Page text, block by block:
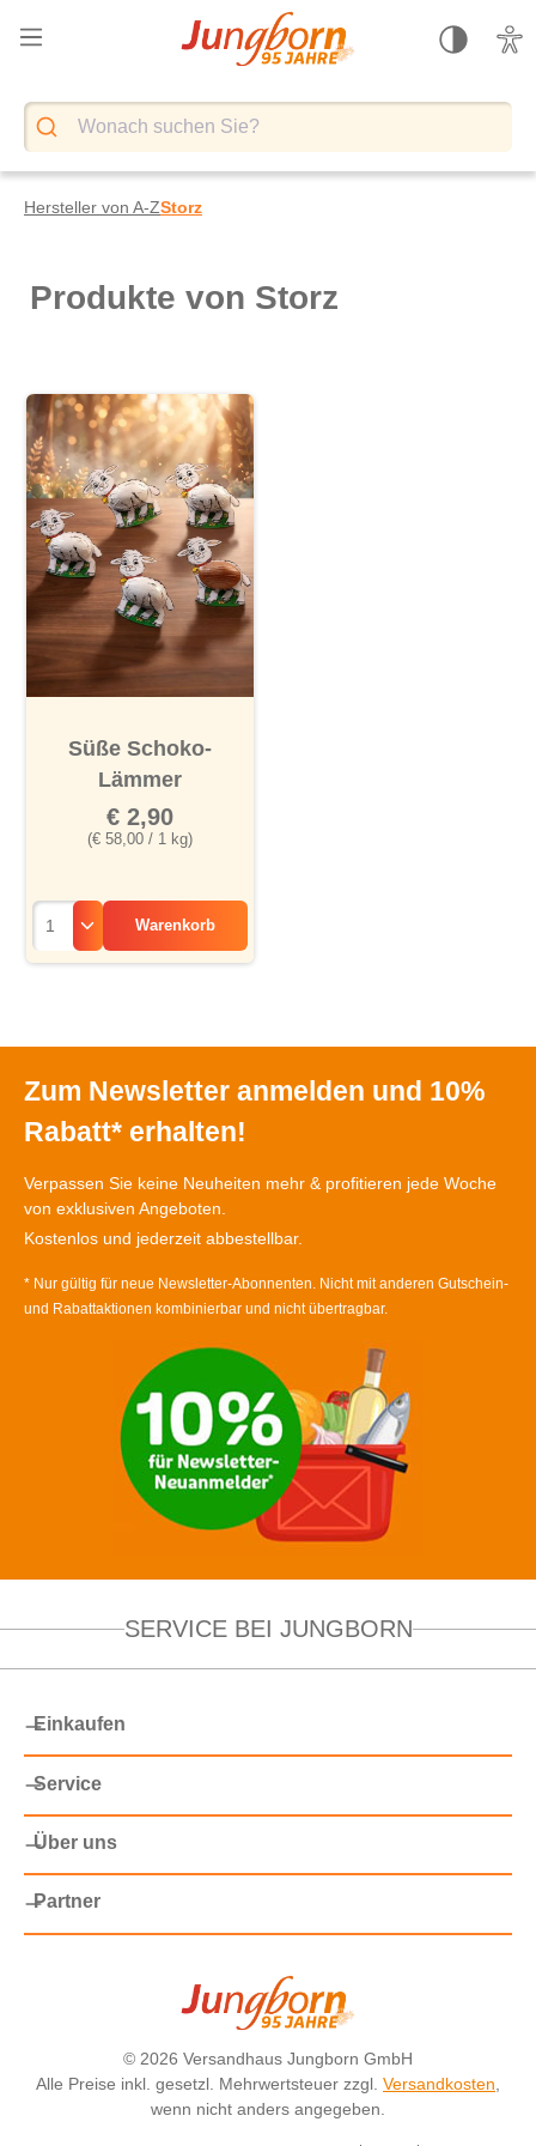
springen
Hersteller von A-ZStorz
Produkte von Storz
Süße Schoko-
Lämmer
(€ 58,00 / 1 kg)
€ 2,90
Warenkorb
Zum Newsletter anmelden und 10%
Rabatt* erhalten!
Verpassen Sie keine Neuheiten mehr & profitieren jede Woche
von exklusiven Angeboten.
Kostenlos und jederzeit abbestellbar.
* Nur gültig für neue Newsletter-Abonnenten. Nicht mit anderen Gutschein-
und Rabattaktionen kombinierbar und nicht übertragbar.
SERVICE BEI JUNGBORN
Einkaufen
Service
Über uns
Partner
© 2026 Versandhaus Jungborn GmbH
Alle Preise inkl. gesetzl. Mehrwertsteuer zzgl. Versandkosten
wenn nicht anders angegeben.